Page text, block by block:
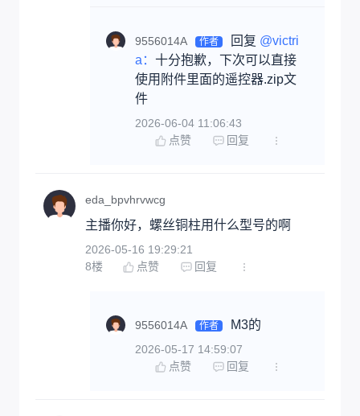
9556014A 作者 回复 @victri
a： 十分抱歉，下次可以直接
使用附件里面的遥控器.zip文
件
2026-06-04 11:06:43
点赞
回复
eda_bpvhrvwcg
主播你好，螺丝铜柱用什么型号的啊
2026-05-16 19:29:21
8楼 点赞 回复
9556014A 作者 M3的
2026-05-17 14:59:07
点赞
回复